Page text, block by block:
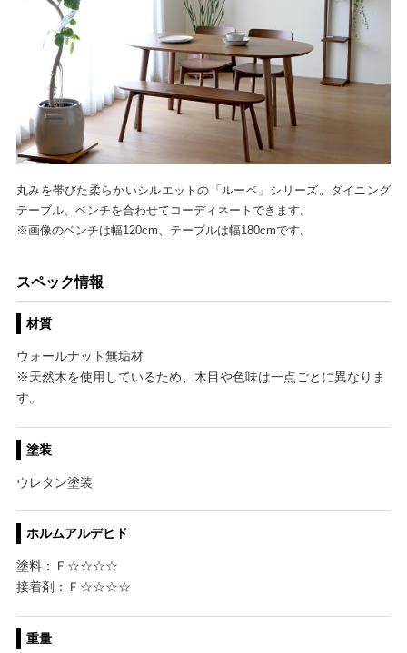
丸みを帯びた柔らかいシルエットの「ルーベ」シリーズ。ダイニング
テーブル、ベンチを合わせてコーディネートできます。
※画像のベンチは幅120cm、テーブルは幅180cmです。
スペック情報
材質
ウォールナット無垢材
※天然木を使用しているため、木目や色味は一点ごとに異なりま
す。
塗装
ウレタン塗装
ホルムアルデヒド
塗料：Ｆ☆☆☆☆
接着剤：Ｆ☆☆☆☆
重量